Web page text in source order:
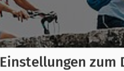
Einstellungen zum